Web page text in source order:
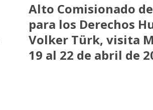
Alto Comisionado
para los Derechos
Volker Türk, visita
19 al 22 de abril de